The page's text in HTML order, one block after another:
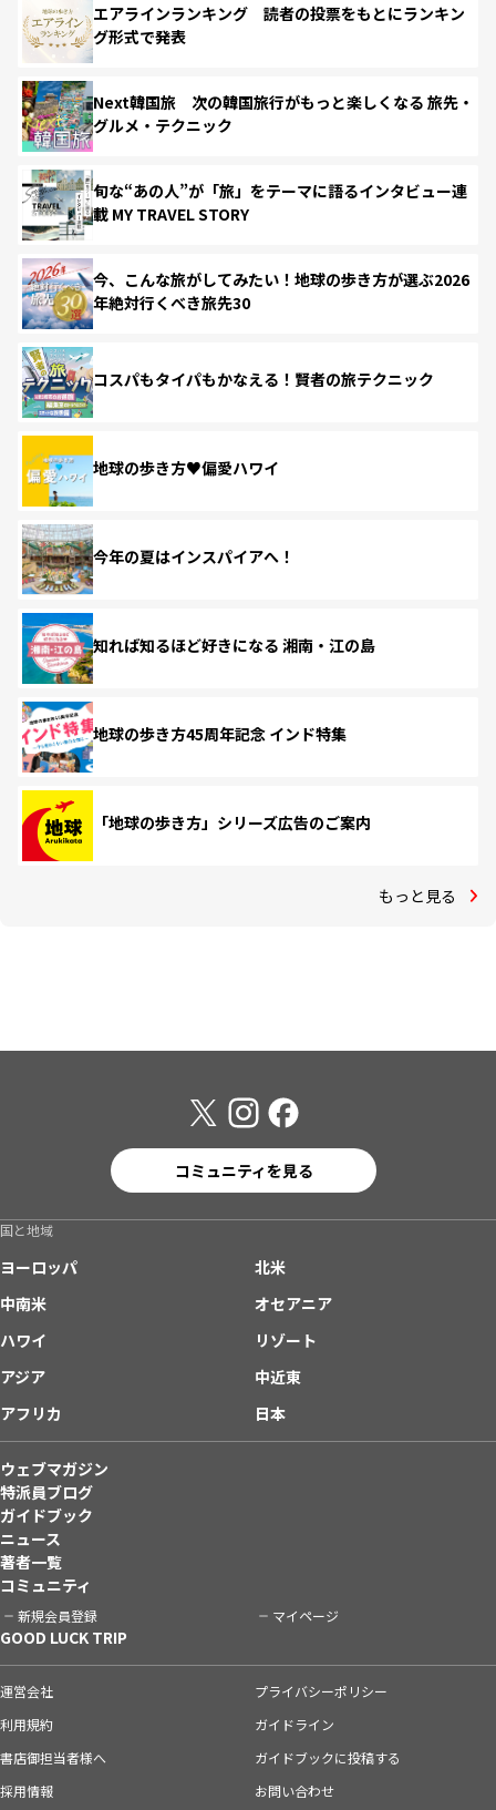
エアラインランキング 読者の投票をもとにランキン
グ形式で発表
Next韓国旅 次の韓国旅行がもっと楽しくなる 旅先・
グルメ・テクニック
旬な“あの人”が「旅」をテーマに語るインタビュー連
載 MY TRAVEL STORY
今、こんな旅がしてみたい！地球の歩き方が選ぶ2026
年絶対行くべき旅先30
コスパもタイパもかなえる！賢者の旅テクニック
地球の歩き方♥偏愛ハワイ
今年の夏はインスパイアへ！
知れば知るほど好きになる 湘南・江の島
地球の歩き方45周年記念 インド特集
「地球の歩き方」シリーズ広告のご案内
もっと見る
コミュニティを見る
国と地域
ヨーロッパ
北米
中南米
オセアニア
ハワイ
リゾート
アジア
中近東
アフリカ
日本
ウェブマガジン
特派員ブログ
ガイドブック
ニュース
著者一覧
コミュニティ
新規会員登録 マイページ
GOOD LUCK TRIP
運営会社
プライバシーポリシー
利用規約
ガイドライン
書店御担当者様へ
ガイドブックに投稿する
採用情報
お問い合わせ